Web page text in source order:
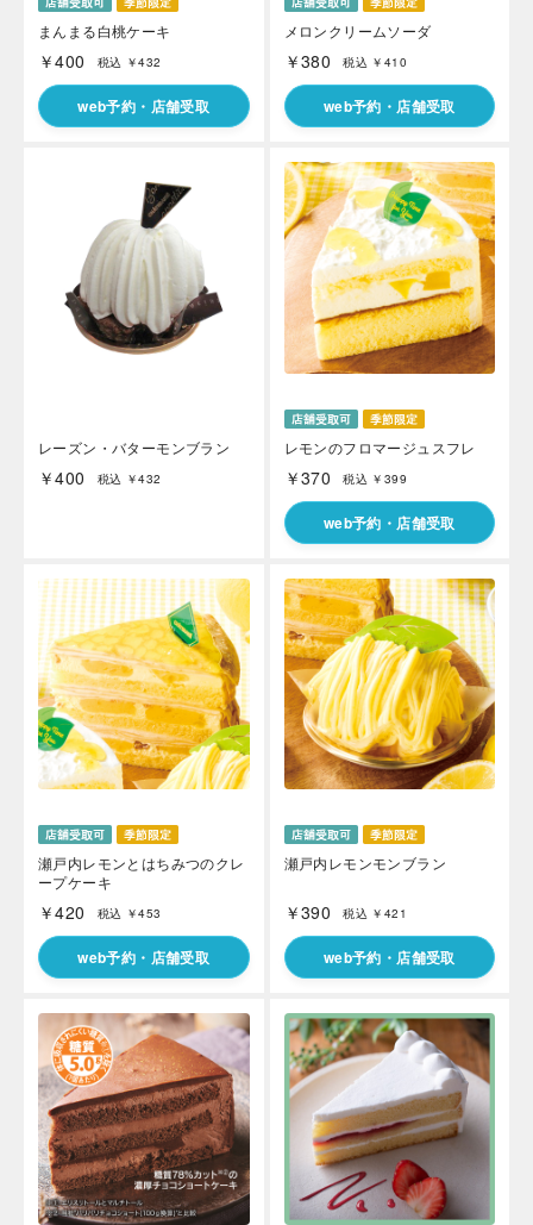
まんまる白桃ケーキ
￥400 税込 ￥432
web予約・店舗受取
メロンクリームソーダ
￥380 税込 ￥410
web予約・店舗受取
レーズン・バターモンブラン
￥400 税込 ￥432
レモンのフロマージュスフレ
￥370 税込 ￥399
web予約・店舗受取
瀬戸内レモンとはちみつのクレ
ープケーキ
￥420 税込 ￥453
web予約・店舗受取
瀬戸内レモンモンブラン
￥390 税込 ￥421
web予約・店舗受取